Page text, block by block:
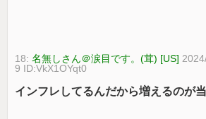
18:名無しさん＠涙目です。(茸) [US]
9 ID:VkX1OYqt0
インフレしてるんだから増えるのが